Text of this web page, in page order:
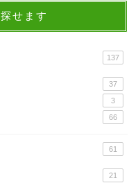
せます
137
37
3
66
61
21